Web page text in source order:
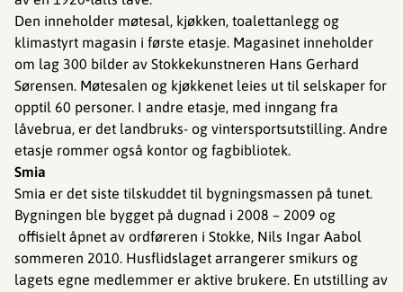
Den inneholder møtesal, kjøkken, toalettanlegg og
klimastyrt magasin i første etasje. Magasinet inneholder
om lag 300 bilder av Stokkekunstneren Hans Gerhard
Sørensen. Møtesalen og kjøkkenet leies ut til selskaper for
opptil 60 personer. I andre etasje, med inngang fra
låvebrua, er det landbruks- og vintersportsutstilling. Andre
etasje rommer også kontor og fagbibliotek.
Smia
Smia er det siste tilskuddet til bygningsmassen på tunet.
Bygningen ble bygget på dugnad i 2008 – 2009 og
offisielt åpnet av ordføreren i Stokke, Nils Ingar Aabol
sommeren 2010. Husflidslaget arrangerer smikurs og
lagets egne medlemmer er aktive brukere. En utstilling av